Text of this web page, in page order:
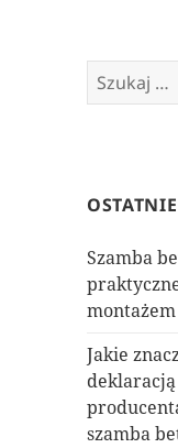
Szukaj:
Szamba
Jakie
szamba